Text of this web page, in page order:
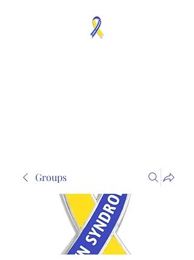
Groups